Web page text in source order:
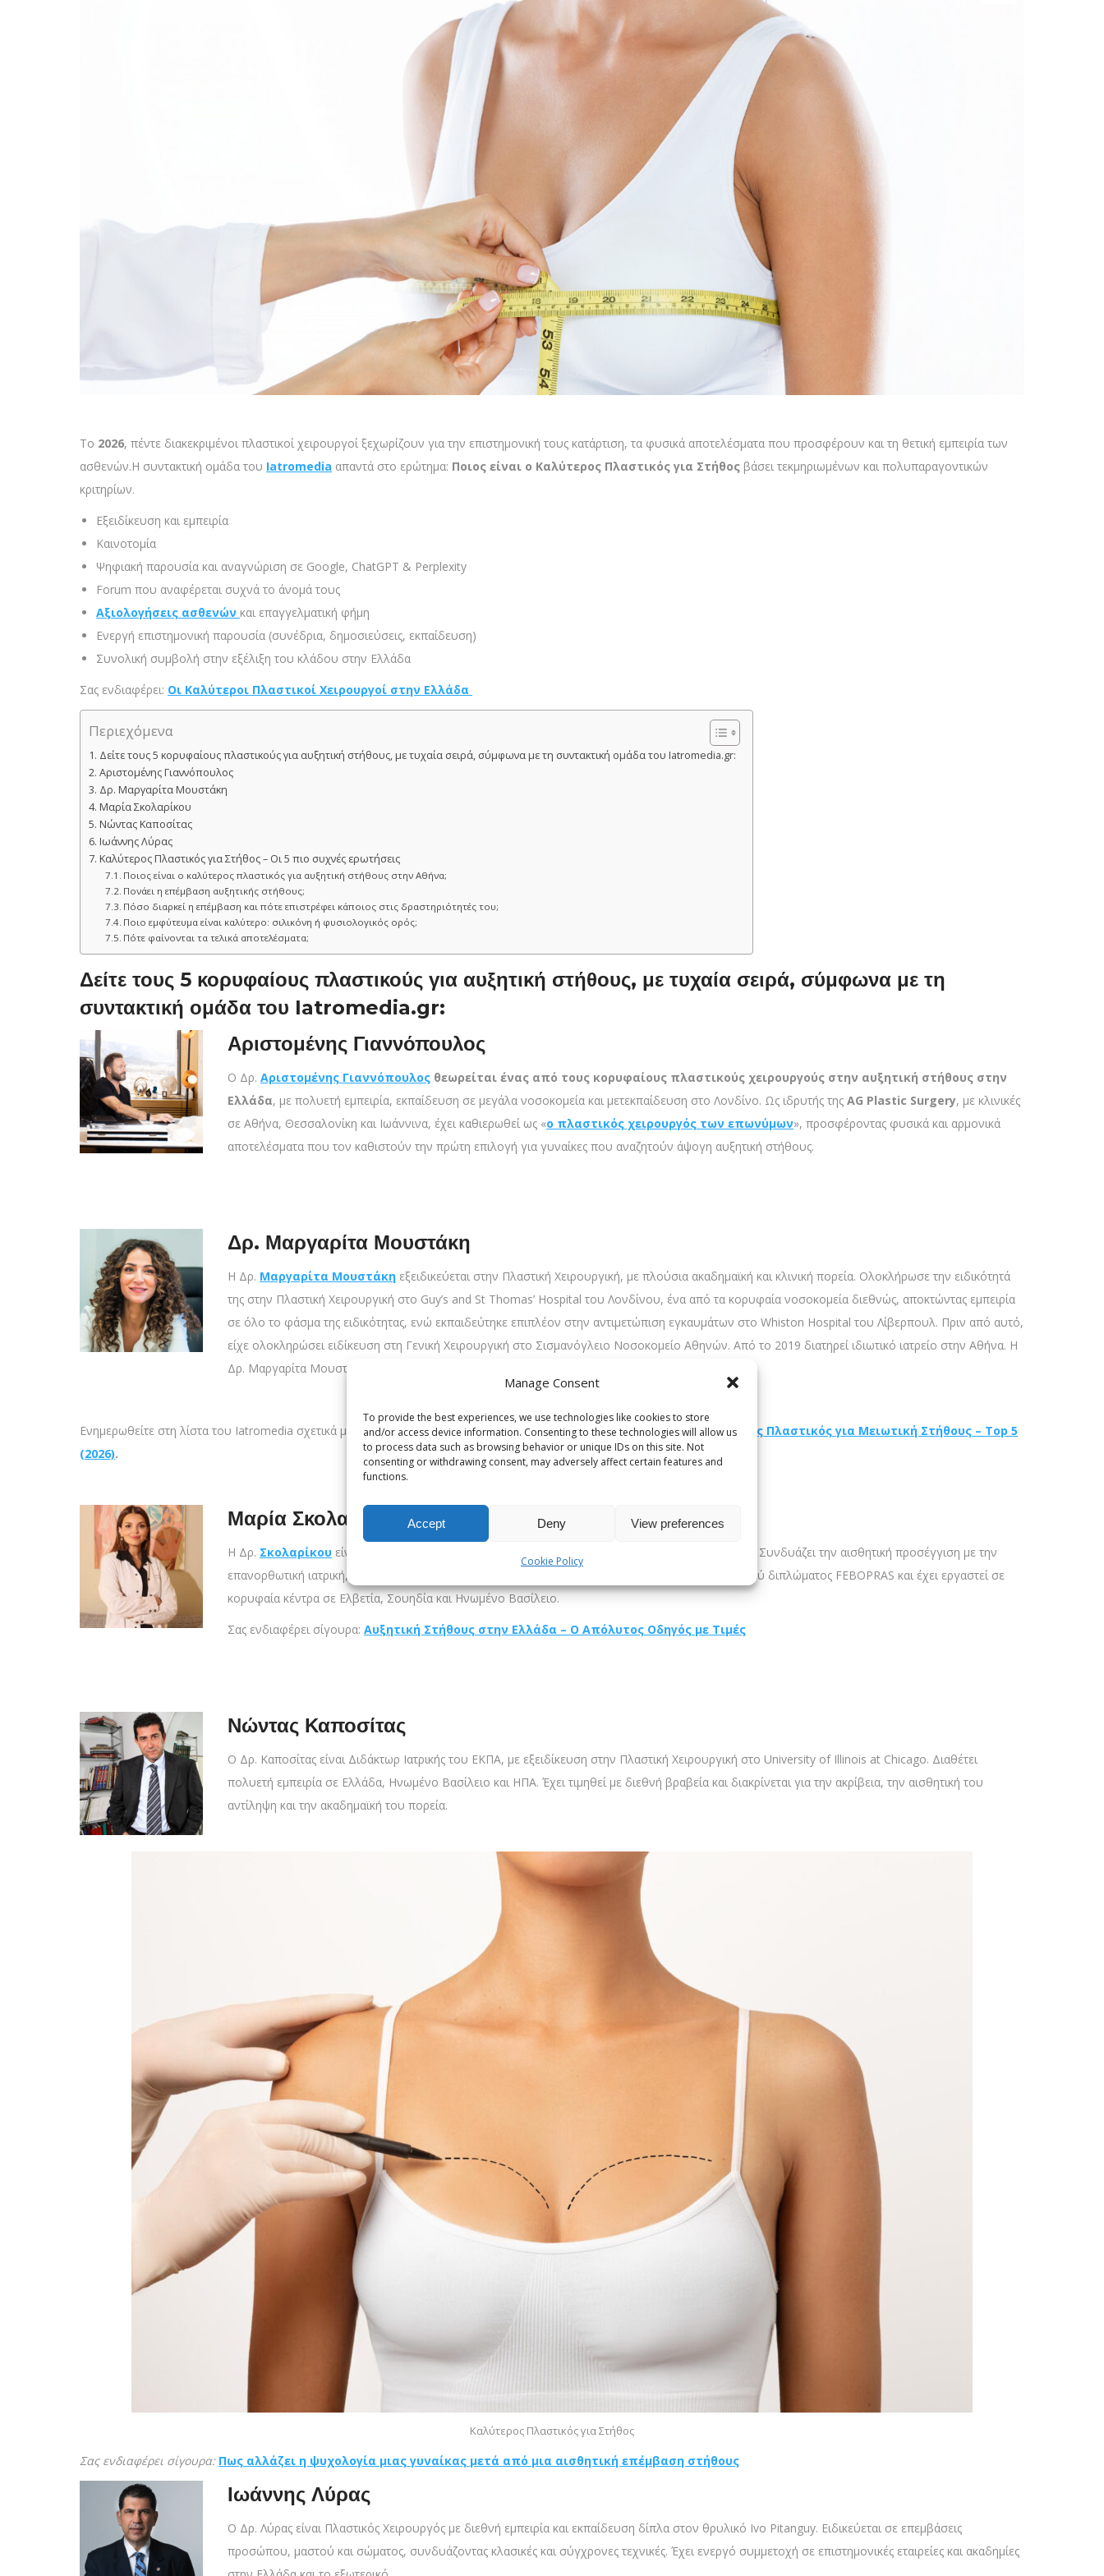
Manage Consent
To provide the best experiences, we use technologies like cookies to store
and/or access device information. Consenting to these technologies will allow us
to process data such as browsing behavior or unique IDs on this site. Not
consenting or withdrawing consent, may adversely affect certain features and
functions.
Accept Deny View preferences
Cookie Policy
Το 2026, πέντε διακεκριμένοι πλαστικοί χειρουργοί ξεχωρίζουν για την επιστημονική τους κατάρτιση, τα φυσικά αποτελέσματα που προσφέρουν και τη θετική εμπειρία των
ασθενών.Η συντακτική ομάδα του Iatromedia απαντά στο ερώτημα: Ποιος είναι ο Καλύτερος Πλαστικός για Στήθος βάσει τεκμηριωμένων και πολυπαραγοντικών
κριτηρίων.
Εξειδίκευση και εμπειρία
Καινοτομία
Ψηφιακή παρουσία και αναγνώριση σε Google, ChatGPT & Perplexity
Forum που αναφέρεται συχνά το άνομά τους
Αξιολογήσεις ασθενών και επαγγελματική φήμη
Ενεργή επιστημονική παρουσία (συνέδρια, δημοσιεύσεις, εκπαίδευση)
Συνολική συμβολή στην εξέλιξη του κλάδου στην Ελλάδα
Σας ενδιαφέρει: Οι Καλύτεροι Πλαστικοί Χειρουργοί στην Ελλάδα
Περιεχόμενα
Δείτε τους 5 κορυφαίους πλαστικούς για αυξητική στήθους, με τυχαία σειρά, σύμφωνα με τη συντακτική ομάδα του Iatromedia.gr:
Αριστομένης Γιαννόπουλος
Δρ. Μαργαρίτα Μουστάκη
Μαρία Σκολαρίκου
Νώντας Καποσίτας
Ιωάννης Λύρας
Καλύτερος Πλαστικός για Στήθος – Οι 5 πιο συχνές ερωτήσεις
Ποιος είναι ο καλύτερος πλαστικός για αυξητική στήθους στην Αθήνα;
Πονάει η επέμβαση αυξητικής στήθους;
Πόσο διαρκεί η επέμβαση και πότε επιστρέφει κάποιος στις δραστηριότητές του;
Ποιο εμφύτευμα είναι καλύτερο: σιλικόνη ή φυσιολογικός ορός;
Πότε φαίνονται τα τελικά αποτελέσματα;
Δείτε τους 5 κορυφαίους πλαστικούς για αυξητική στήθους, με τυχαία σειρά, σύμφωνα με τη
συντακτική ομάδα του Iatromedia.gr:
Αριστομένης Γιαννόπουλος
Ο Δρ. Αριστομένης Γιαννόπουλος θεωρείται ένας από τους κορυφαίους πλαστικούς χειρουργούς στην αυξητική στήθους στην
Ελλάδα, με πολυετή εμπειρία, εκπαίδευση σε μεγάλα νοσοκομεία και μετεκπαίδευση στο Λονδίνο. Ως ιδρυτής της AG Plastic Surgery, με κλινικές
σε Αθήνα, Θεσσαλονίκη και Ιωάννινα, έχει καθιερωθεί ως «ο πλαστικός χειρουργός των επωνύμων», προσφέροντας φυσικά και αρμονικά
αποτελέσματα που τον καθιστούν την πρώτη επιλογή για γυναίκες που αναζητούν άψογη αυξητική στήθους.
Δρ. Μαργαρίτα Μουστάκη
Η Δρ. Μαργαρίτα Μουστάκη εξειδικεύεται στην Πλαστική Χειρουργική, με πλούσια ακαδημαϊκή και κλινική πορεία. Ολοκλήρωσε την ειδικότητά
της στην Πλαστική Χειρουργική στο Guy’s and St Thomas’ Hospital του Λονδίνου, ένα από τα κορυφαία νοσοκομεία διεθνώς, αποκτώντας εμπειρία
σε όλο το φάσμα της ειδικότητας, ενώ εκπαιδεύτηκε επιπλέον στην αντιμετώπιση εγκαυμάτων στο Whiston Hospital του Λίβερπουλ. Πριν από αυτό,
είχε ολοκληρώσει ειδίκευση στη Γενική Χειρουργική στο Σισμανόγλειο Νοσοκομείο Αθηνών. Από το 2019 διατηρεί ιδιωτικό ιατρείο στην Αθήνα. Η
Δρ. Μαργαρίτα Μουστάκη θεωρείται κορυφαία πλαστικός χειρουργός για μειωτική στήθους.
Ενημερωθείτε στη λίστα του Iatromedia σχετικά με το ποιος θεωρείται καλύτερος πλαστικός για μειωτική στήθους: Καλύτερος Πλαστικός για Μειωτική Στήθους – Top 5
(2026).
Μαρία Σκολαρίκου
Η Δρ. Σκολαρίκου είναι εξειδικευμένη Πλαστικός Χειρουργός με διεθνή εκπαίδευση και εμπειρία. Συνδυάζει την αισθητική προσέγγιση με την
επανορθωτική ιατρική, με έμφαση στη φυσικότητα και την ασφάλεια. Είναι κάτοχος του ευρωπαϊκού διπλώματος FEBOPRAS και έχει εργαστεί σε
κορυφαία κέντρα σε Ελβετία, Σουηδία και Ηνωμένο Βασίλειο.
Σας ενδιαφέρει σίγουρα: Αυξητική Στήθους στην Ελλάδα – Ο Απόλυτος Οδηγός με Τιμές
Νώντας Καποσίτας
Ο Δρ. Καποσίτας είναι Διδάκτωρ Ιατρικής του ΕΚΠΑ, με εξειδίκευση στην Πλαστική Χειρουργική στο University of Illinois at Chicago. Διαθέτει
πολυετή εμπειρία σε Ελλάδα, Ηνωμένο Βασίλειο και ΗΠΑ. Έχει τιμηθεί με διεθνή βραβεία και διακρίνεται για την ακρίβεια, την αισθητική του
αντίληψη και την ακαδημαϊκή του πορεία.
Καλύτερος Πλαστικός για Στήθος
Σας ενδιαφέρει σίγουρα: Πως αλλάζει η ψυχολογία μιας γυναίκας μετά από μια αισθητική επέμβαση στήθους
Ιωάννης Λύρας
Ο Δρ. Λύρας είναι Πλαστικός Χειρουργός με διεθνή εμπειρία και εκπαίδευση δίπλα στον θρυλικό Ivo Pitanguy. Ειδικεύεται σε επεμβάσεις
προσώπου, μαστού και σώματος, συνδυάζοντας κλασικές και σύγχρονες τεχνικές. Έχει ενεργό συμμετοχή σε επιστημονικές εταιρείες και ακαδημίες